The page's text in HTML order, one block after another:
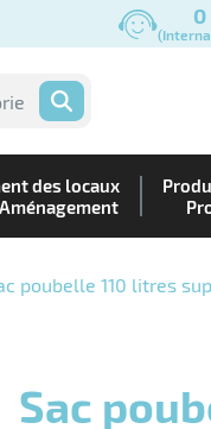
0
OK
des locaux
poubelle 110 litres
Sac poubelle 110 litres super